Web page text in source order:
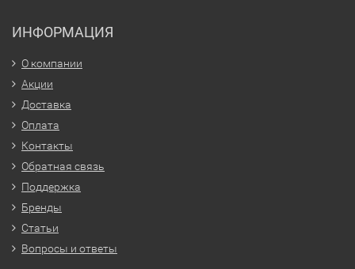
ИНФОРМАЦИЯ
О компании
Акции
Доставка
Оплата
Контакты
Обратная связь
Поддержка
Бренды
Статьи
Вопросы и ответы